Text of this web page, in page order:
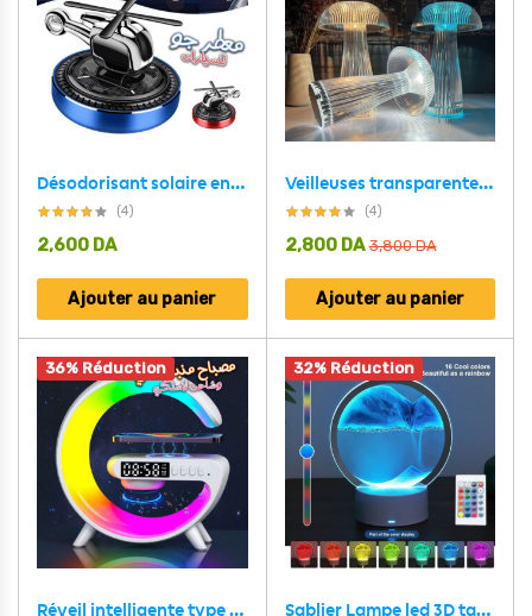
Désodorisant solaire en forme d’hélicoptère pour voiture
(4)
2,600 DA
Ajouter au panier
Veilleuses transparentes avec télécommande tactile en forme de champignon
(4)
3,800DA
2,800 DA
Ajouter au panier
36% Réduction
Réveil intelligente type G Bluetooth chargement sans fil haut-parleur RGB lumineuses
32% Réduction
Sablier Lampe led 3D tactile USB en verre avec télécommande